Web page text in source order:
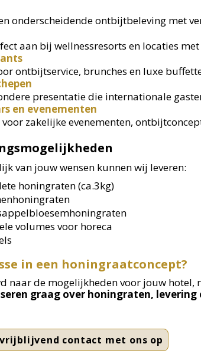
onderscheidende ontbijtbeleving met
aan bij wellnessresorts en locaties
ontbijtservice, brunches en luxe
presentatie die internationale
en evenementen
voor zakelijke evenementen,
van jouw wensen kunnen wij leveren:
honingraten (ca.3kg)
volumes voor horeca
in een honingraatconcept?
naar de mogelijkheden voor jouw
graag over honingraten,
contact met ons op